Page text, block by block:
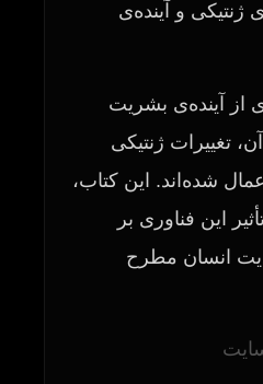
ژنتیکی و آینده‌ی
آینده‌ی بشریت
تغییرات ژنتیکی
شده‌اند. این کتاب،
این فناوری بر
انسان مطرح